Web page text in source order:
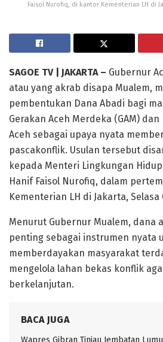
Faisol Nurofiq, di kantor Kementerian LH di
SAGOE TV | JAKARTA – Gubernur
atau yang akrab disapa Mualem,
pembentukan Dana Abadi bagi
Gerakan Aceh Merdeka (GAM)
Aceh sebagai upaya nyata
pascakonflik. Usulan tersebut
kepada Menteri Lingkungan
Hanif Faisol Nurofiq, dalam
Kementerian LH di Jakarta, Selasa
Menurut Gubernur Mualem, dana
penting sebagai instrumen nyata
memberdayakan masyarakat
mengelola lahan bekas konflik
berkelanjutan.
BACA JUGA